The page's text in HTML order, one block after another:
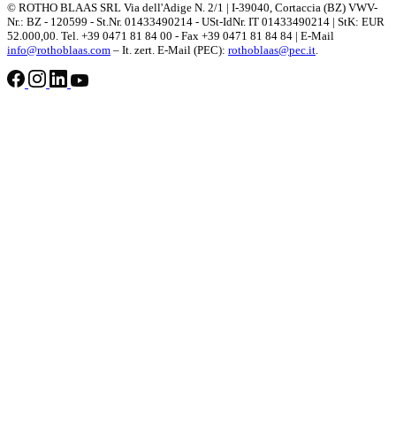
© ROTHO BLAAS SRL Via dell'Adige N. 2/1 | I-39040, Cortaccia (BZ) VWV-
Nr.: BZ - 120599 - St.Nr. 01433490214 - USt-IdNr. IT 01433490214 | StK: EUR
52.000,00. Tel. +39 0471 81 84 00 - Fax +39 0471 81 84 84 | E-Mail
info@rothoblaas.com – It. zert. E-Mail (PEC): rothoblaas@pec.it.